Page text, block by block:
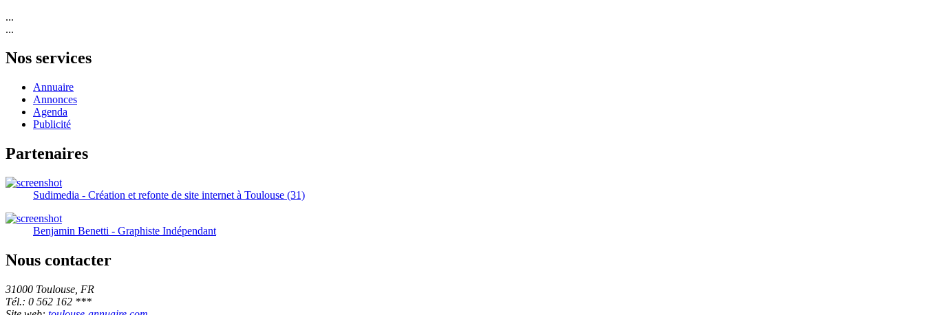
...
...
Nos services
Annuaire
Annonces
Agenda
Publicité
Partenaires
Sudimedia - Création et refonte de site internet à Toulouse (31)
Benjamin Benetti - Graphiste Indépendant
Nous contacter
31000 Toulouse, FR
Tél.: 0 562 162 ***